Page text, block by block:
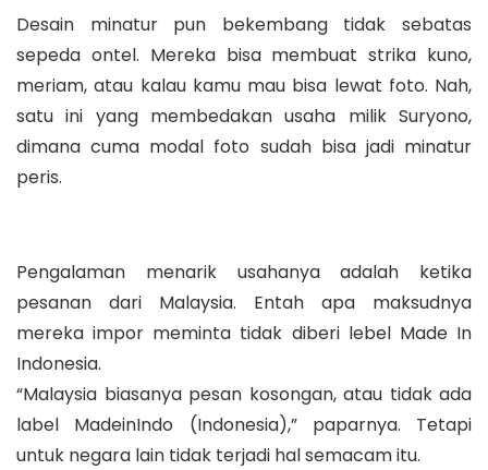
Desain minatur pun bekembang tidak sebatas
sepeda ontel. Mereka bisa membuat strika kuno,
meriam, atau kalau kamu mau bisa lewat foto. Nah,
satu ini yang membedakan usaha milik Suryono,
dimana cuma modal foto sudah bisa jadi minatur
peris.
Pengalaman menarik usahanya adalah ketika
pesanan dari Malaysia. Entah apa maksudnya
mereka impor meminta tidak diberi lebel Made In
Indonesia.
“Malaysia biasanya pesan kosongan, atau tidak ada
label MadeinIndo (Indonesia),” paparnya. Tetapi
untuk negara lain tidak terjadi hal semacam itu.